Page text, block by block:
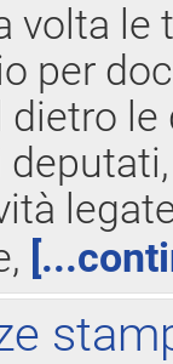
volta le
per
dietro